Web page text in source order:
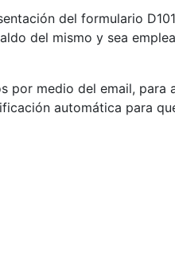
del formulario
del mismo y sea
por medio del email, para
automática para